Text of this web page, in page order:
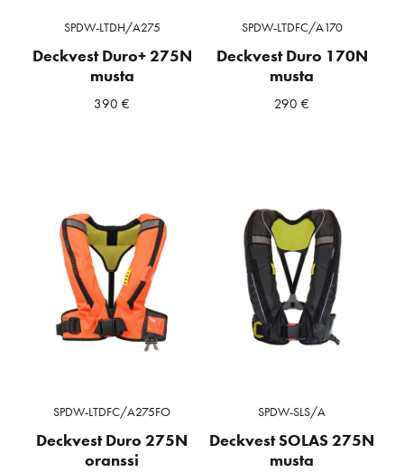
SPDW-LTDH/A275
Deckvest Duro+ 275N
musta
390€
SPDW-LTDFC/A170
Deckvest Duro 170N
musta
290€
SPDW-LTDFC/A275FO
Deckvest Duro 275N
oranssi
SPDW-SLS/A
Deckvest SOLAS 275N
musta